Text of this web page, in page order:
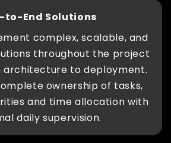
to-End Solutions
complex, scalable, and
throughout the project
architecture to deployment.
ownership of tasks,
and time allocation with
daily supervision.